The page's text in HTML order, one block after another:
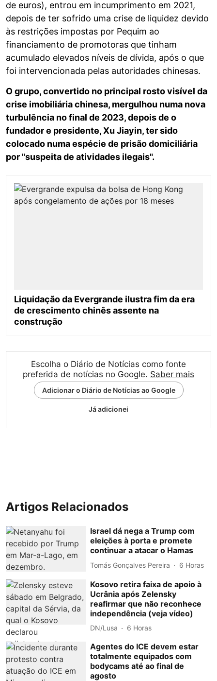
de euros), entrou em incumprimento em 2021,
depois de ter sofrido uma crise de liquidez devido
às restrições impostas por Pequim ao
financiamento de promotoras que tinham
acumulado elevados níveis de dívida, após o que
foi intervencionada pelas autoridades chinesas.
O grupo, convertido no principal rosto visível da
crise imobiliária chinesa, mergulhou numa nova
turbulência no final de 2023, depois de o
fundador e presidente, Xu Jiayin, ter sido
colocado numa espécie de prisão domiciliária
por "suspeita de atividades ilegais".
Liquidação da Evergrande ilustra fim da era
de crescimento chinês assente na
construção
Escolha o Diário de Notícias como fonte
preferida de notícias no Google. Saber mais
Adicionar o Diário de Notícias ao Google
Já adicionei
Artigos Relacionados
Israel dá nega a Trump com
eleições à porta e promete
continuar a atacar o Hamas
Tomás Gonçalves Pereira 6 Horas
Kosovo retira faixa de apoio à
Ucrânia após Zelensky
reafirmar que não reconhece
independência (veja vídeo)
DN/Lusa 6 Horas
Agentes do ICE devem estar
totalmente equipados com
bodycams até ao final de
agosto